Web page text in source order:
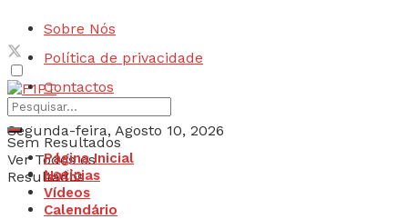
Sobre Nós
Política de privacidade
Contactos
Segunda-feira, Agosto 10, 2026
Login
Sem Resultados
Ver Todos os
Resultados
Página Inicial
Notícias
Vídeos
Calendário